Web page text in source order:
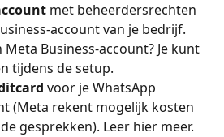
met beheerdersrechten
account van je bedrijf.
Business-account? Je kunt
tijdens de setup.
voor je WhatsApp
(Meta rekent mogelijk kosten
gesprekken). Leer hier meer.